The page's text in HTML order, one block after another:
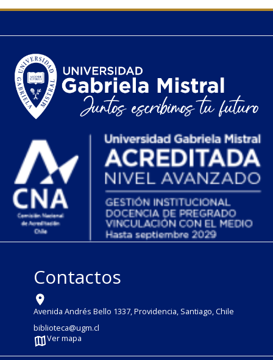
Contactos
Avenida Andrés Bello 1337, Providencia, Santiago, Chile
biblioteca@ugm.cl
Ver mapa